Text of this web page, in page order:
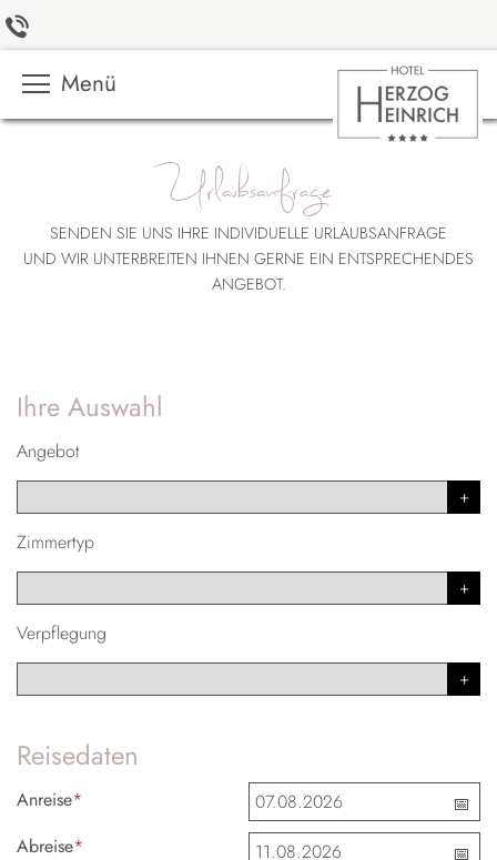
Menü
Urlaubsanfrage
SENDEN SIE UNS IHRE INDIVIDUELLE URLAUBSANFRAGE
UND WIR UNTERBREITEN IHNEN GERNE EIN ENTSPRECHENDES
ANGEBOT.
Ihre Auswahl
Angebot
Zimmertyp
Verpflegung
Reisedaten
Anreise*
Abreise*